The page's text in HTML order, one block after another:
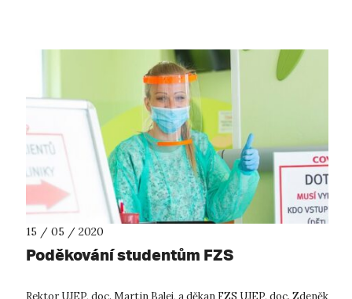
15 / 05 / 2020
Poděkování studentům FZS
Rektor UJEP, doc. Martin Balej, a děkan FZS UJEP, doc. Zdeněk